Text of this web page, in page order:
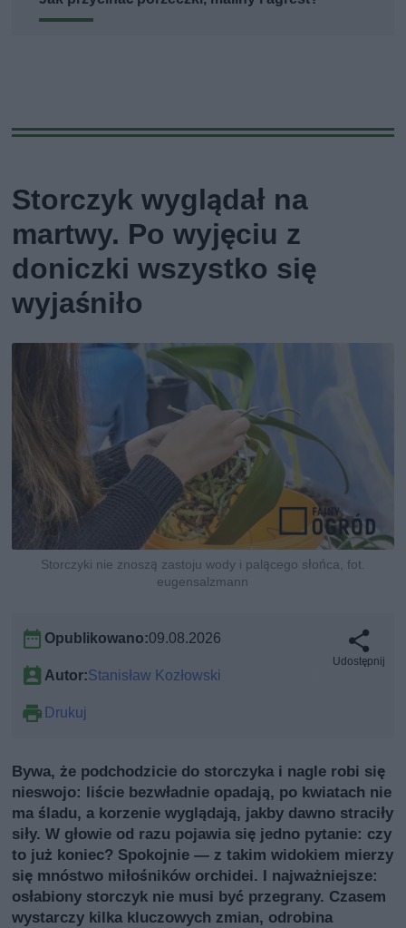
Storczyk wyglądał na
martwy. Po wyjęciu z
doniczki wszystko się
wyjaśniło
Storczyki nie znoszą zastoju wody i palącego słońca, fot.
eugensalzmann
Opublikowano:09.08.2026
Autor:Stanisław Kozłowski
Drukuj
Udostępnij
Bywa, że podchodzicie do storczyka i nagle robi się
nieswojo: liście bezwładnie opadają, po kwiatach nie
ma śladu, a korzenie wyglądają, jakby dawno straciły
siły. W głowie od razu pojawia się jedno pytanie: czy
to już koniec? Spokojnie — z takim widokiem mierzy
się mnóstwo miłośników orchidei. I najważniejsze:
osłabiony storczyk nie musi być przegrany. Czasem
wystarczy kilka kluczowych zmian, odrobina